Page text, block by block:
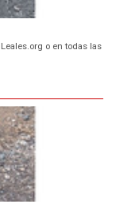
o en todas las